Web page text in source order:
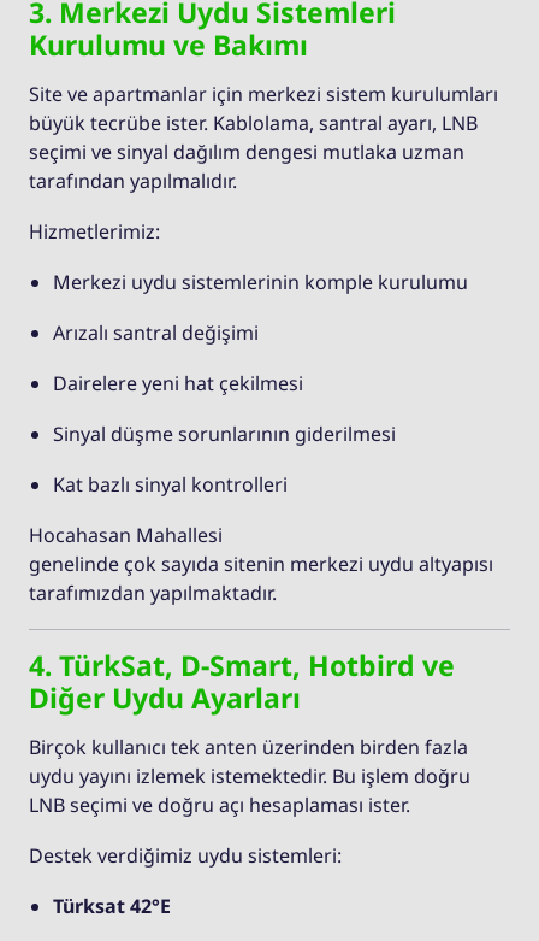
3. Merkezi Uydu Sistemleri
Kurulumu ve Bakımı
Site ve apartmanlar için merkezi sistem kurulumları
büyük tecrübe ister. Kablolama, santral ayarı, LNB
seçimi ve sinyal dağılım dengesi mutlaka uzman
tarafından yapılmalıdır.
Hizmetlerimiz:
Merkezi uydu sistemlerinin komple kurulumu
Arızalı santral değişimi
Dairelere yeni hat çekilmesi
Sinyal düşme sorunlarının giderilmesi
Kat bazlı sinyal kontrolleri
Hocahasan Mahallesi
genelinde çok sayıda sitenin merkezi uydu altyapısı
tarafımızdan yapılmaktadır.
4. TürkSat, D-Smart, Hotbird ve
Diğer Uydu Ayarları
Birçok kullanıcı tek anten üzerinden birden fazla
uydu yayını izlemek istemektedir. Bu işlem doğru
LNB seçimi ve doğru açı hesaplaması ister.
Destek verdiğimiz uydu sistemleri:
Türksat 42°E